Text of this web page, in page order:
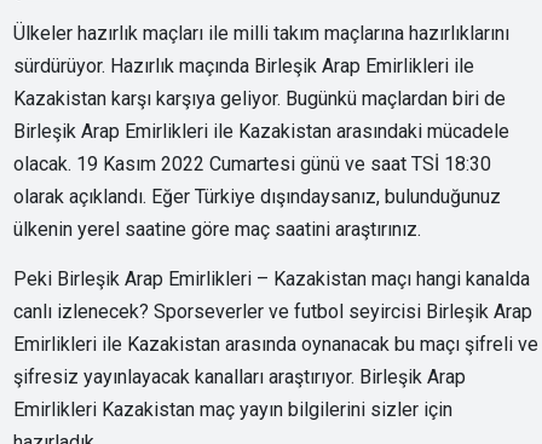
Ülkeler hazırlık maçları ile milli takım maçlarına hazırlıklarını
sürdürüyor. Hazırlık maçında Birleşik Arap Emirlikleri ile
Kazakistan karşı karşıya geliyor. Bugünkü maçlardan biri de
Birleşik Arap Emirlikleri ile Kazakistan arasındaki mücadele
olacak. 19 Kasım 2022 Cumartesi günü ve saat TSİ 18:30
olarak açıklandı. Eğer Türkiye dışındaysanız, bulunduğunuz
ülkenin yerel saatine göre maç saatini araştırınız.
Peki Birleşik Arap Emirlikleri – Kazakistan maçı hangi kanalda
canlı izlenecek? Sporseverler ve futbol seyircisi Birleşik Arap
Emirlikleri ile Kazakistan arasında oynanacak bu maçı şifreli ve
şifresiz yayınlayacak kanalları araştırıyor. Birleşik Arap
Emirlikleri Kazakistan maç yayın bilgilerini sizler için